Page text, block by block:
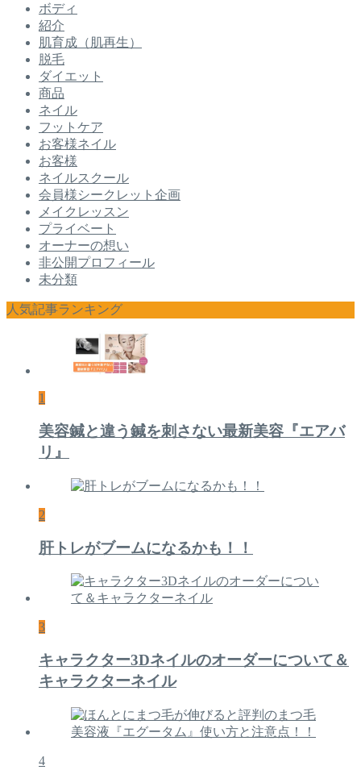
ボディ
紹介
肌育成（肌再生）
脱毛
ダイエット
商品
ネイル
フットケア
お客様ネイル
お客様
ネイルスクール
会員様シークレット企画
メイクレッスン
プライベート
オーナーの想い
非公開プロフィール
未分類
人気記事ランキング
1
美容鍼と違う鍼を刺さない最新美容『エアバ
リ』
2
肝トレがブームになるかも！！
3
キャラクター3Dネイルのオーダーについて＆
キャラクターネイル
4